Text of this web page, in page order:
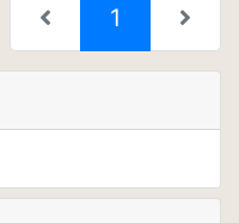
1 (current)